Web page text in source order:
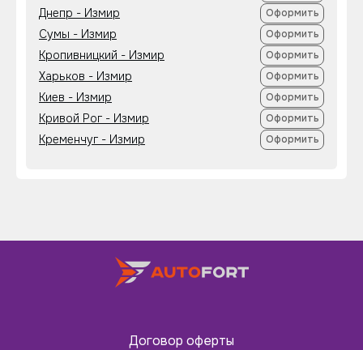
Днепр - Измир Оформить
Сумы - Измир Оформить
Кропивницкий - Измир Оформить
Харьков - Измир Оформить
Киев - Измир Оформить
Кривой Рог - Измир Оформить
Кременчуг - Измир Оформить
Договор оферты